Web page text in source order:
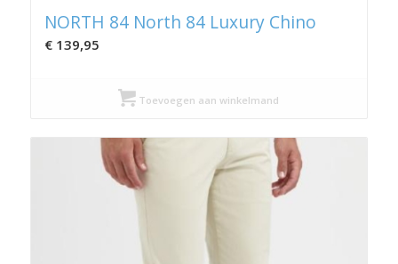
NORTH 84 North 84 Luxury Chino
€139,95
Toevoegen aan winkelmand